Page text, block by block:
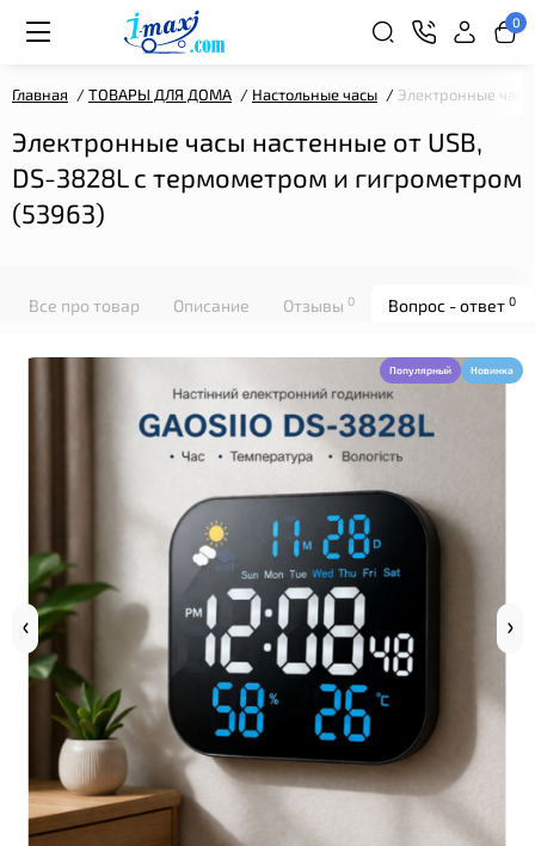
0
Главная ТОВАРЫ ДЛЯ ДОМА Настольные часы Электронные
Электронные часы настенные от USB,
DS-3828L с термометром и гигрометром
(53963)
Все про товар Описание Отзывы 0 Вопрос - ответ 0
Популярный Новинка